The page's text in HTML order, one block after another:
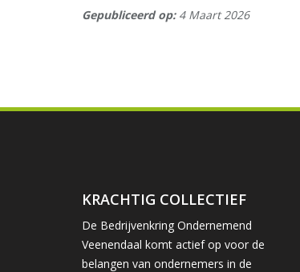
Gepubliceerd op:4 Maart 2026
KRACHTIG COLLECTIEF
De Bedrijvenkring Ondernemend
Veenendaal komt actief op voor de
belangen van ondernemers in de